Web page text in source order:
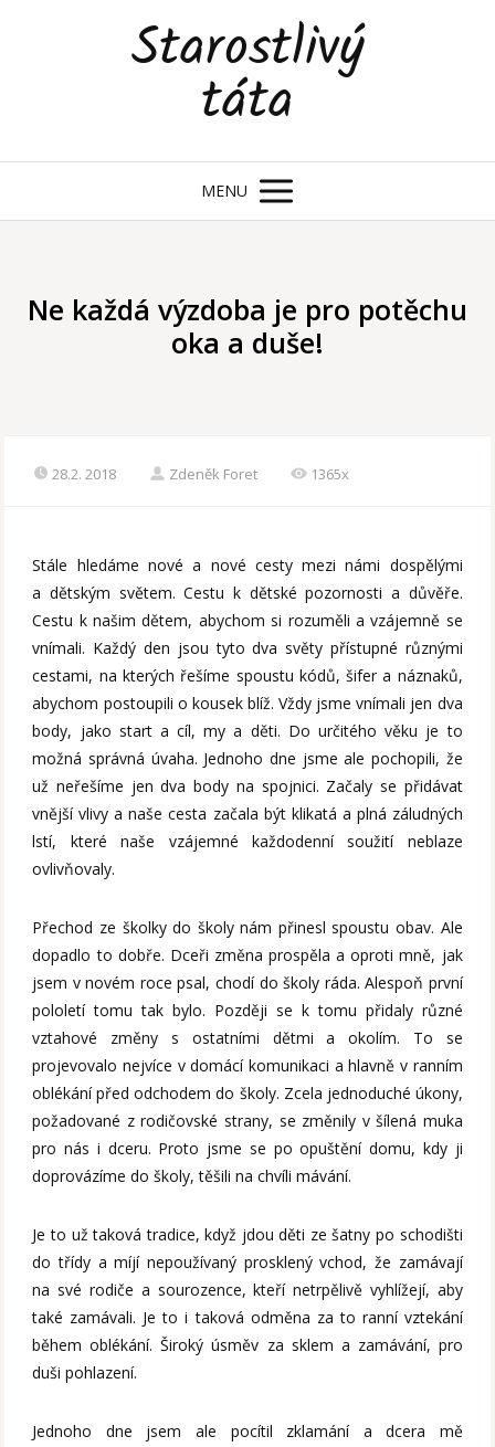
Starostlivý
táta
MENU
Ne každá výzdoba je pro potěchu
oka a duše!
28.2. 2018 Zdeněk Foret 1365x
Stále hledáme nové a nové cesty mezi námi dospělými
a dětským světem. Cestu k dětské pozornosti a důvěře.
Cestu k našim dětem, abychom si rozuměli a vzájemně se
vnímali. Každý den jsou tyto dva světy přístupné různými
cestami, na kterých řešíme spoustu kódů, šifer a náznaků,
abychom postoupili o kousek blíž. Vždy jsme vnímali jen dva
body, jako start a cíl, my a děti. Do určitého věku je to
možná správná úvaha. Jednoho dne jsme ale pochopili, že
už neřešíme jen dva body na spojnici. Začaly se přidávat
vnější vlivy a naše cesta začala být klikatá a plná záludných
lstí, které naše vzájemné každodenní soužití neblaze
ovlivňovaly.
Přechod ze školky do školy nám přinesl spoustu obav. Ale
dopadlo to dobře. Dceři změna prospěla a oproti mně, jak
jsem v novém roce psal, chodí do školy ráda. Alespoň první
pololetí tomu tak bylo. Později se k tomu přidaly různé
vztahové změny s ostatními dětmi a okolím. To se
projevovalo nejvíce v domácí komunikaci a hlavně v ranním
oblékání před odchodem do školy. Zcela jednoduché úkony,
požadované z rodičovské strany, se změnily v šílená muka
pro nás i dceru. Proto jsme se po opuštění domu, kdy ji
doprovázíme do školy, těšili na chvíli mávání.
Je to už taková tradice, když jdou děti ze šatny po schodišti
do třídy a míjí nepoužívaný prosklený vchod, že zamávají
na své rodiče a sourozence, kteří netrpělivě vyhlížejí, aby
také zamávali. Je to i taková odměna za to ranní vztekání
během oblékání. Široký úsměv za sklem a zamávání, pro
duši pohlazení.
Jednoho dne jsem ale pocítil zklamání a dcera mě